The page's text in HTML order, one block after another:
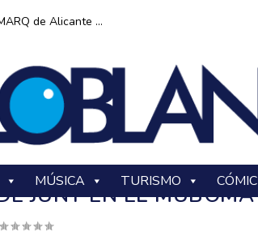
de Alicante ...
MÚSICA TURISMO CÓMIC
JUNY EN EL MUBOMA